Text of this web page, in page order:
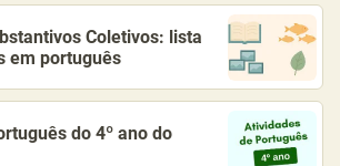
Coletivos: lista
em português
do 4º ano do